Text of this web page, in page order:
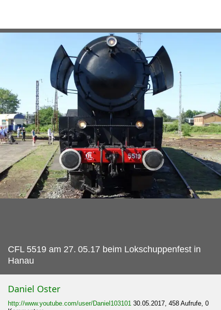
CFL 5519 am 27. 05.17 beim Lokschuppenfest in
Hanau
Daniel Oster
http://www.youtube.com/user/Daniel103101 30.05.2017, 458 Aufrufe, 0